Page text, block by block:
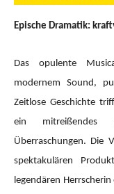
Epische Dramatik:
Das opulente
modernem Sound,
Zeitlose Geschichte
ein mitreißendes
Überraschungen. Die
spektakulären
legendären